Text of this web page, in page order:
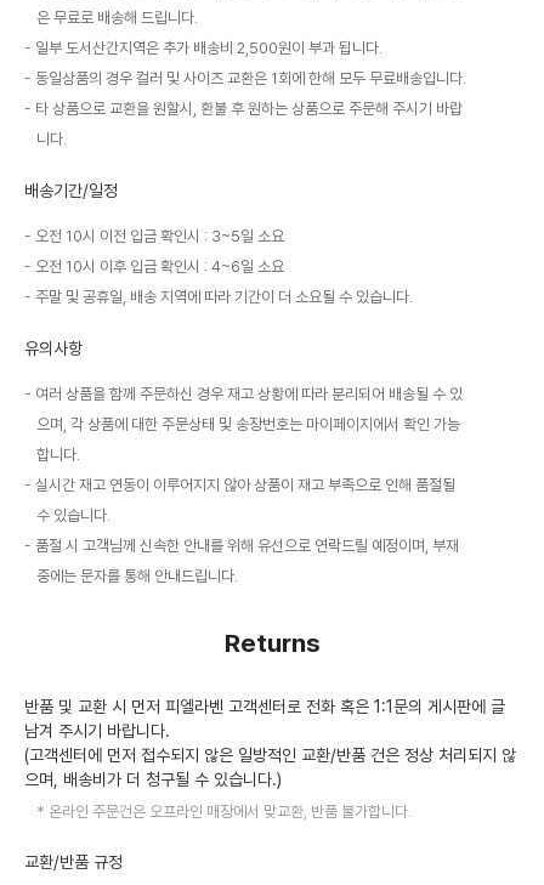
은 무료로 배송해 드립니다.
일부 도서산간지역은 추가 배송비 2,500원이 부과 됩니다.
동일상품의 경우 컬러 및 사이즈 교환은 1회에 한해 모두 무료배송입니다.
타 상품으로 교환을 원할시, 환불 후 원하는 상품으로 주문해 주시기 바랍
니다.
배송기간/일정
오전 10시 이전 입금 확인시 : 3~5일 소요
오전 10시 이후 입금 확인시 : 4~6일 소요
주말 및 공휴일, 배송 지역에 따라 기간이 더 소요될 수 있습니다.
유의사항
여러 상품을 함께 주문하신 경우 재고 상황에 따라 분리되어 배송될 수 있
으며, 각 상품에 대한 주문상태 및 송장번호는 마이페이지에서 확인 가능
합니다.
실시간 재고 연동이 이루어지지 않아 상품이 재고 부족으로 인해 품절될
수 있습니다.
품절 시 고객님께 신속한 안내를 위해 유선으로 연락드릴 예정이며, 부재
중에는 문자를 통해 안내드립니다.
Returns
반품 및 교환 시 먼저 피엘라벤 고객센터로 전화 혹은 1:1문의 게시판에 글
남겨 주시기 바랍니다.
(고객센터에 먼저 접수되지 않은 일방적인 교환/반품 건은 정상 처리되지 않
으며, 배송비가 더 청구될 수 있습니다.)
온라인 주문건은 오프라인 매장에서 맞교환, 반품 불가합니다.
교환/반품 규정